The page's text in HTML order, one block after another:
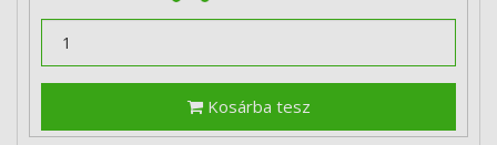
Kosárba tesz